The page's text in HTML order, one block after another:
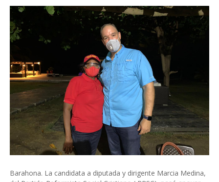
Barahona. La candidata a diputada y dirigente Marcia Medina,